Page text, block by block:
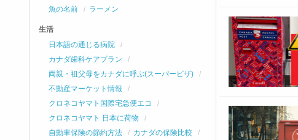
魚の名前
ラーメン
生活
日本語の通じる病院
カナダ歯科ケアプラン
両親・祖父母をカナダに呼ぶ(スーパービザ)
不動産マーケット情報
クロネコヤマト国際宅急便エコ
クロネコヤマト 日本に荷物
自動車保険の節約方法
カナダの保険比較